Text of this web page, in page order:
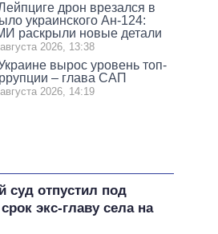
дрон врезался в
украинского Ан-124:
раскрыли новые детали
2026, 13:38
вырос уровень топ-
– глава САП
2026, 14:19
суд отпустил под
экс-главу села на